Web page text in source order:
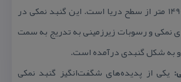
ارتفاع قله آن 1490 متر از سطح دریا است. این گنبد نمكی در
نمكی و رسوبات زیرزمینی به تدریج به سمت
و به شكل گنبدی درآمده است.
یكی از پدیده‌های شگفت‌انگیز گنبد نمكی